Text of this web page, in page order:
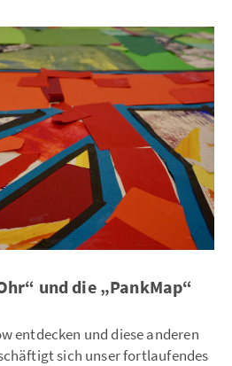
und die „PankMap“
entdecken und diese anderen
sich unser fortlaufendes